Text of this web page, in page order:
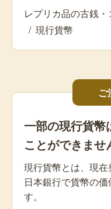
レプリカ品の古銭・
/ 現行貨幣
ご
一部の現行貨幣
ことができませ
現行貨幣とは、現
日本銀行で貨幣の
す。